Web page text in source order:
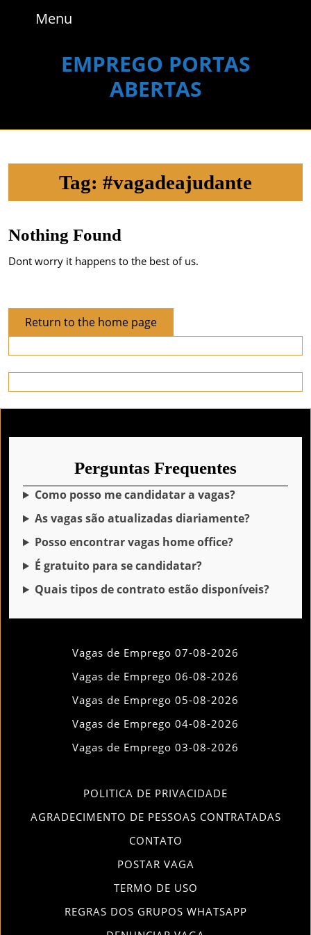
Menu
EMPREGO PORTAS
ABERTAS
Tag: #vagadeajudante
Nothing Found
Dont worry it happens to the best of us.
Return to the home pageReturn
to
the
home
page
Perguntas Frequentes
Como posso me candidatar a vagas?
As vagas são atualizadas diariamente?
Posso encontrar vagas home office?
É gratuito para se candidatar?
Quais tipos de contrato estão disponíveis?
Vagas de Emprego 07-08-2026
Vagas de Emprego 06-08-2026
Vagas de Emprego 05-08-2026
Vagas de Emprego 04-08-2026
Vagas de Emprego 03-08-2026
POLITICA DE PRIVACIDADE
AGRADECIMENTO DE PESSOAS CONTRATADAS
CONTATO
POSTAR VAGA
TERMO DE USO
REGRAS DOS GRUPOS WHATSAPP